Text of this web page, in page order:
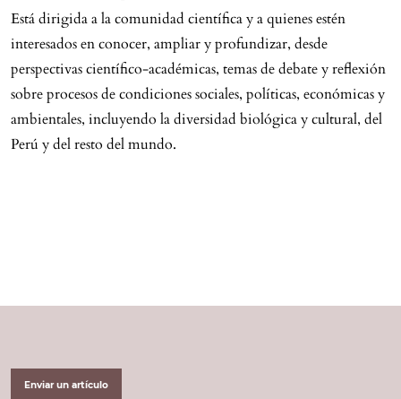
Está dirigida a la comunidad científica y a quienes estén
interesados en conocer, ampliar y profundizar, desde
perspectivas científico-académicas, temas de debate y reflexión
sobre procesos de condiciones sociales, políticas, económicas y
ambientales, incluyendo la diversidad biológica y cultural, del
Perú y del resto del mundo.
Enviar un artículo